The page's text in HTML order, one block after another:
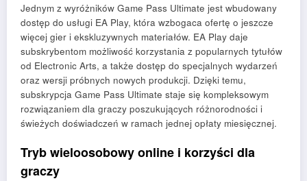
Jednym z wyróżników Game Pass Ultimate jest wbudowany
dostęp do usługi EA Play, która wzbogaca ofertę o jeszcze
więcej gier i ekskluzywnych materiałów. EA Play daje
subskrybentom możliwość korzystania z popularnych tytułów
od Electronic Arts, a także dostęp do specjalnych wydarzeń
oraz wersji próbnych nowych produkcji. Dzięki temu,
subskrypcja Game Pass Ultimate staje się kompleksowym
rozwiązaniem dla graczy poszukujących różnorodności i
świeżych doświadczeń w ramach jednej opłaty miesięcznej.
Tryb wieloosobowy online i korzyści dla
graczy